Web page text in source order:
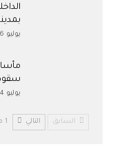
يوليو 16, 2026
سقوط
يوليو 14, 2026
السابق التالي 1 من 368